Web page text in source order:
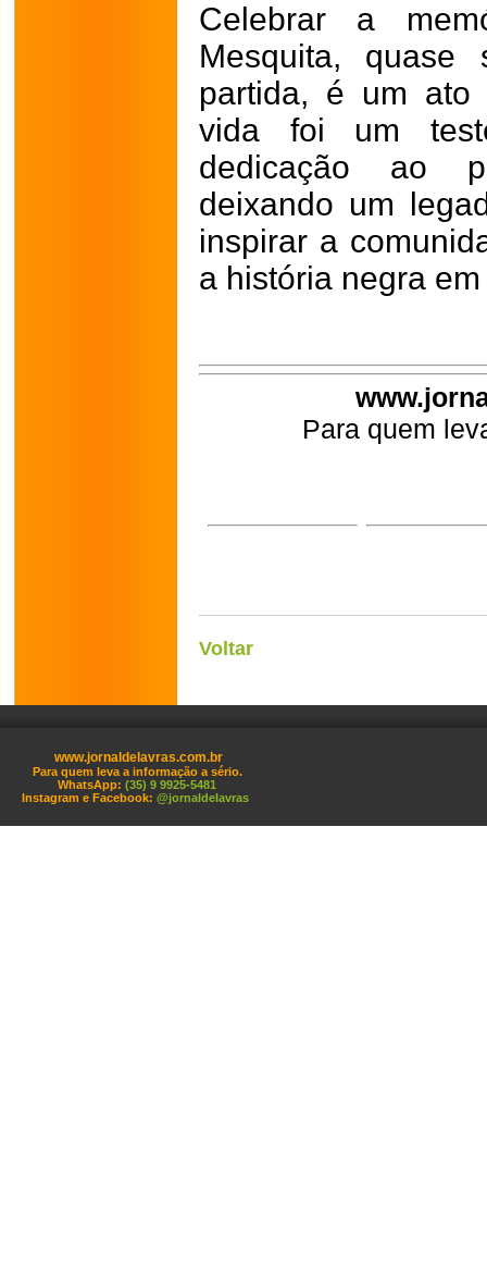
Celebrar a
Mesquita, quase
partida, é um ato
vida foi um
dedicação ao
deixando um
inspirar a
a história negra
Para quem
Voltar
www.jornaldelavras.com.br
Para quem leva a informação a sério.
WhatsApp: (35) 9 9925-5481
Instagram e Facebook: @jornaldelavras